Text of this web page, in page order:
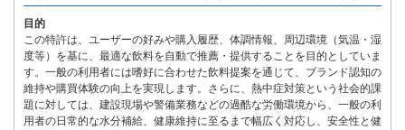
目的
この特許は、ユーザーの好みや購入履歴、体調情報、周辺環境（気温・湿
度等）を基に、最適な飲料を自動で推薦・提供することを目的としていま
す。一般の利用者には嗜好に合わせた飲料提案を通じて、ブランド認知の
維持や購買体験の向上を実現します。さらに、熱中症対策という社会的課
題に対しては、建設現場や警備業務などの過酷な労働環境から、一般の利
用者の日常的な水分補給、健康維持に至るまで幅広く対応し、安全性と健